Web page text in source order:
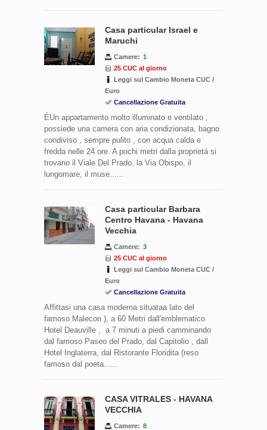
Casa particular Israel e
Maruchi
Camere: 1
25 CUC al giorno
Leggi sul Cambio Moneta CUC /
Euro
Cancellazione Gratuita
ÉUn appartamento molto illuminato e ventilato ,
possiede una camera con aria condizionata, bagno
condiviso , sempre pulito , con acqua calda e
fredda nelle 24 ore. A pochi metri dalla proprietá si
trovano il Viale Del Prado, la Via Obispo, il
lungomare, il muse......
Casa particular Barbara
Centro Havana - Havana
Vecchia
Camere: 3
25 CUC al giorno
Leggi sul Cambio Moneta CUC /
Euro
Cancellazione Gratuita
Affittasi una casa moderna situataa lato del
famoso Malecon ), a 60 Metri dall'emblematico
Hotel Deauville , a 7 minuti a piedi camminando
dal famoso Paseo del Prado, dal Capitolio , dall
Hotel Inglaterra, dal Ristorante Floridita (reso
famoso dal poeta......
CASA VITRALES - HAVANA
VECCHIA
Camere: 8